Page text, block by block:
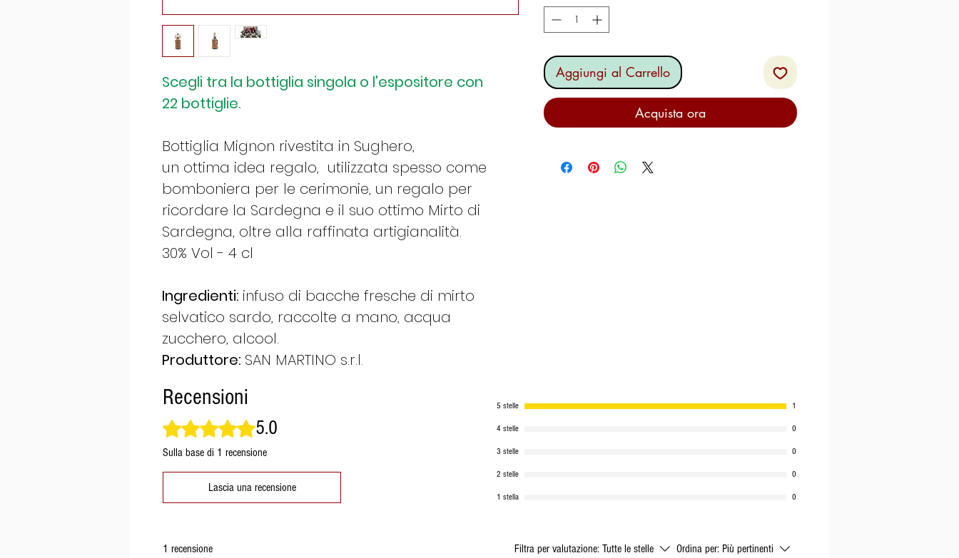
Scegli tra la bottiglia singola o l'espositore con
22 bottiglie.
Bottiglia Mignon rivestita in Sughero,
un ottima idea regalo, utilizzata spesso come
bomboniera per le cerimonie, un regalo per
ricordare la Sardegna e il suo ottimo Mirto di
Sardegna, oltre alla raffinata artigianalità.
30% Vol - 4 cl
Ingredienti: infuso di bacche fresche di mirto
selvatico sardo, raccolte a mano, acqua
zucchero, alcool.
Produttore: SAN MARTINO s.r.l.
Aggiungi al Carrello
Acquista ora
Recensioni
Valutazione 5 stelle su 5.
5.0
Sulla base di 1 recensione
Lascia una recensione
5 stelle 1
4 stelle 0
3 stelle 0
2 stelle 0
1 stella 0
1 recensione Filtra per valutazione: Tutte le stelle Ordina per: Più pertinenti